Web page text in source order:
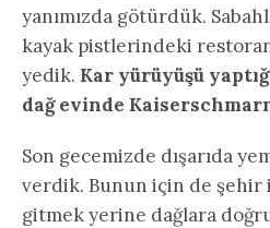
yanımızda götürdük.
kayak pistlerindeki
yedik. Kar yürüyüşü
dağ evinde
Son gecemizde dışarıda
verdik. Bunun için de
gitmek yerine dağlara